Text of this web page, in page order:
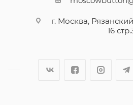
г. Москва,
16